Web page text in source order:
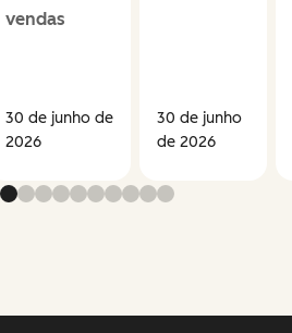
vendas
30 de junho de
2026
30 de junho
de 2026